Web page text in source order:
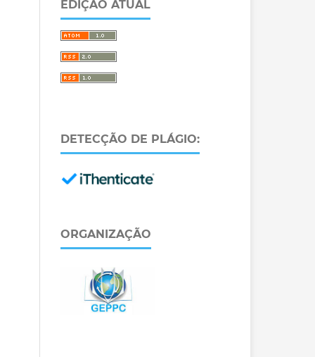
EDIÇÃO ATUAL
DETECÇÃO DE PLÁGIO:
ORGANIZAÇÃO